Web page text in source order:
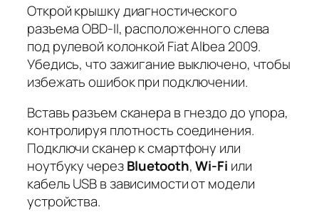
Открой крышку диагностического
разъема OBD-II, расположенного слева
под рулевой колонкой Fiat Albea 2009.
Убедись, что зажигание выключено, чтобы
избежать ошибок при подключении.
Вставь разъем сканера в гнездо до упора,
контролируя плотность соединения.
Подключи сканер к смартфону или
ноутбуку черезBluetooth,Wi-Fi или
кабель USB в зависимости от модели
устройства.